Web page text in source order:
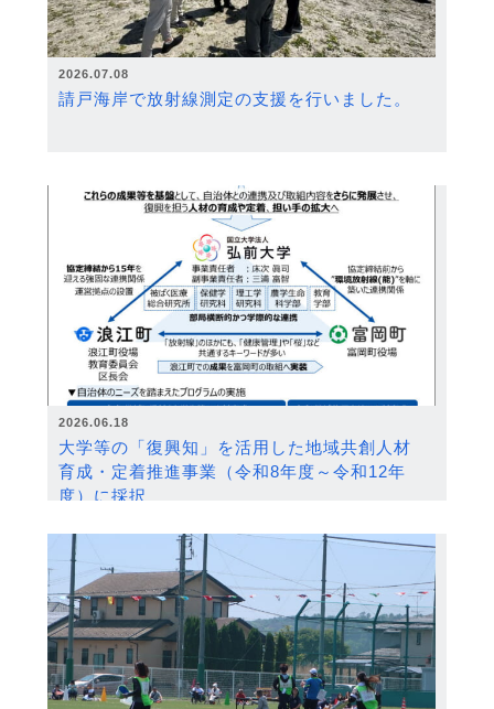
2026.07.08
請戸海岸で放射線測定の支援を行いました。
2026.06.18
大学等の「復興知」を活用した地域共創人材
育成・定着推進事業（令和8年度～令和12年
度）に採択